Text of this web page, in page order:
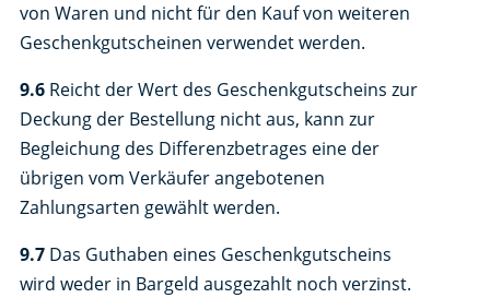
von Waren und nicht für den Kauf von weiteren
Geschenkgutscheinen verwendet werden.
9.6Reicht der Wert des Geschenkgutscheins zur
Deckung der Bestellung nicht aus, kann zur
Begleichung des Differenzbetrages eine der
übrigen vom Verkäufer angebotenen
Zahlungsarten gewählt werden.
9.7Das Guthaben eines Geschenkgutscheins
wird weder in Bargeld ausgezahlt noch verzinst.